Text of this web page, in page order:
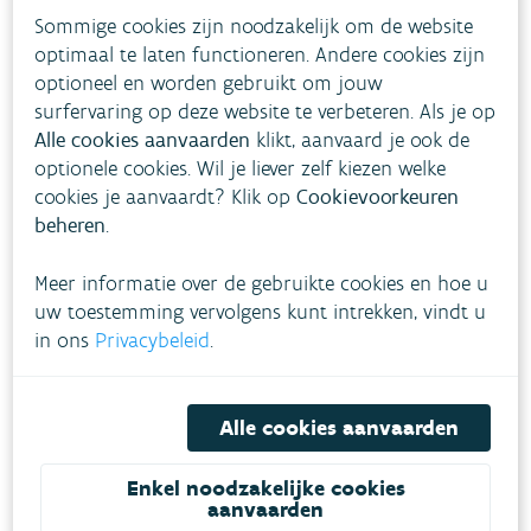
*VMM rapporteert voor de meetlocatie in
Hoboken o.b.v. de ontvangen data van Umicore
Hoboken.
Resultaten
Meer informatie
Sommige cookies zijn noodzakelijk om de website
optimaal te laten functioneren. Andere cookies zijn
optioneel en worden gebruikt om jouw
surfervaring op deze website te verbeteren. Als je op
Alle cookies aanvaarden klikt, aanvaard je ook de
optionele cookies. Wil je liever zelf kiezen welke
cookies je aanvaardt? Klik opCookievoorkeuren
beheren.
Meer informatie over de gebruikte cookies en hoe u
uw toestemming vervolgens kunt intrekken, vindt u
in ons Privacybeleid.
Alle cookies aanvaarden
Enkel noodzakelijke cookies
aanvaarden